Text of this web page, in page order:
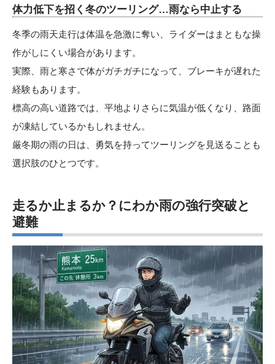
体力低下を招く冬のツーリング…雨なら中止する
冬季の雨天走行は体温を急激に奪い、ライダーはまともな操
作がしにくい場合があります。
実際、雨と寒さで体がガチガチになって、ブレーキが遅れた
経験もあります。
標高の高い道路では、平地よりさらに気温が低くなり、路面
が凍結しているかもしれません。
厳冬期の雨の日は、勇気を持ってツーリングを見送ることも
選択肢のひとつです。
走るか止まるか？にわか雨の強行突破と
避難